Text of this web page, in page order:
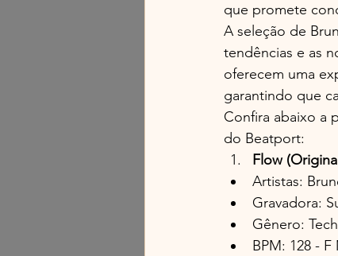
que promete
A seleção de
tendências e as
oferecem uma
garantindo que
Confira abaixo a
do Beatport:
Flow
Artistas:
Gravadora:
Gênero:
BPM: 128 - F